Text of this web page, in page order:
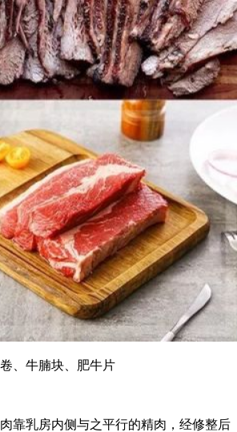
、牛腩块、肥牛片
靠乳房内侧与之平行的精肉，经修整后